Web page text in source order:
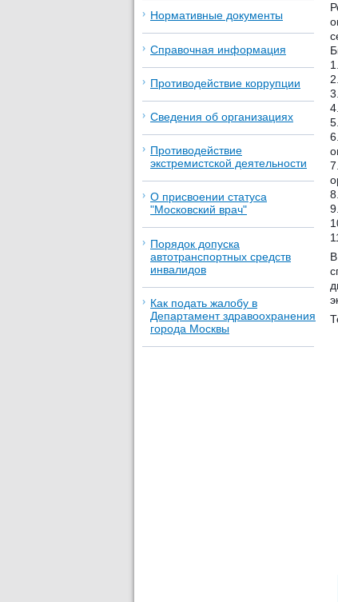
Нормативные документы
Справочная информация
Противодействие коррупции
Сведения об организациях
Противодействие
экстремистской деятельности
О присвоении статуса
"Московский врач"
Порядок допуска
автотранспортных средств
инвалидов
Как подать жалобу в
Департамент здравоохранения
города Москвы